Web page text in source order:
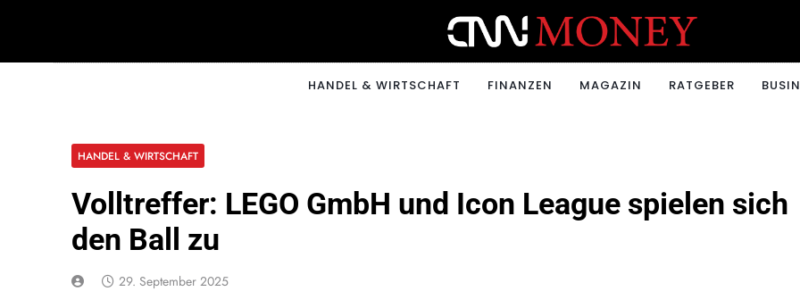
CNNMONEY.CH
HANDEL & WIRTSCHAFT FINANZEN MAGAZIN RATGEBER
HANDEL & WIRTSCHAFT
Volltreffer: LEGO GmbH und Icon League spielen sich
den Ball zu
29. September 2025